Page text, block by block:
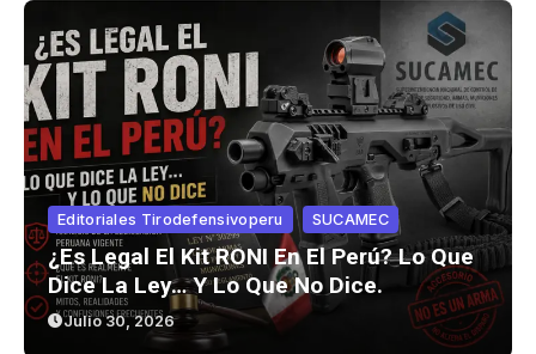
Editoriales Tirodefensivoperu SUCAMEC
¿Es Legal El Kit RONI En El Perú? Lo Que
Dice La Ley… Y Lo Que No Dice.
Julio 30, 2026